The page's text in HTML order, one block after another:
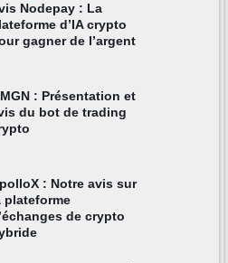
Nodepay : La
d’IA crypto
gagner de l’argent
: Présentation et
du bot de trading
: Notre avis sur
plateforme
de crypto